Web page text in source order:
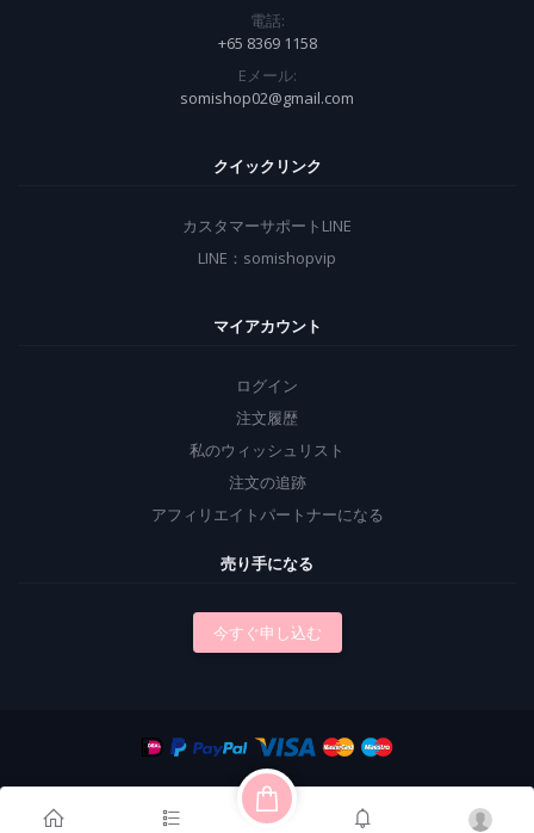
電話:
+65 8369 1158
Eメール:
somishop02@gmail.com
クイックリンク
カスタマーサポートLINE
LINE：somishopvip
マイアカウント
ログイン
注文履歴
私のウィッシュリスト
注文の追跡
アフィリエイトパートナーになる
売り手になる
今すぐ申し込む